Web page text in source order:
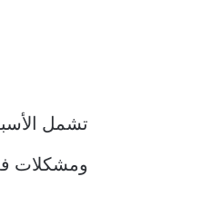
تشمل
ومشكلات